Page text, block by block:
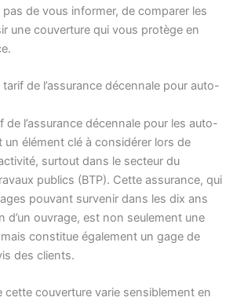
pas de vous informer, de comparer les
une couverture qui vous protège en
de l’assurance décennale pour auto-
de l’assurance décennale pour les auto-
un élément clé à considérer lors de
surtout dans le secteur du
publics (BTP). Cette assurance, qui
pouvant survenir dans les dix ans
d’un ouvrage, est non seulement une
constitue également un gage de
des clients.
cette couverture varie sensiblement en